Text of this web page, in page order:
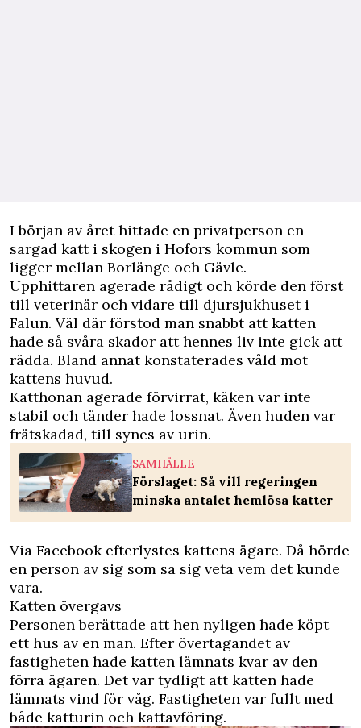
Ibörjan av året hittade en privatperson en
sargad katti skogen i Hofors kommun som
ligger mellan Borlänge och Gävle.
Upphittaren agerade rådigt och körde den först
till veterinär och vidare till djursjukhuset i
Falun. Väl där förstod man snabbt att katten
hade så svåra skador att hennes liv inte gick att
rädda. Bland annat konstaterades våld mot
kattens huvud.
Katthonan agerade förvirrat, käken var inte
stabil och tänder hade lossnat. Även huden var
frätskadad, till synes av urin.
SAMHÄLLE
Förslaget: Så vill regeringen
minska antalet hemlösa katter
Via Facebook efterlystes kattens ägare. Då hörde
en person av sig som sa sig veta vem det kunde
vara.
Katten övergavs
Personen berättade att hen nyligen hade köpt
ett hus av en man. Efter övertagandet av
fastigheten hade katten lämnats kvar av den
förra ägaren. Det var tydligt att katten hade
lämnats vind för våg. Fastigheten var fullt med
både katturin och kattavföring.